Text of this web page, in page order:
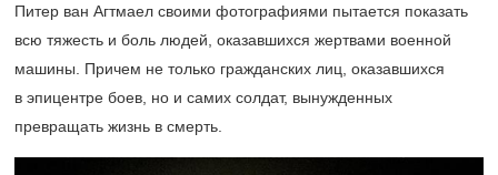
Питер ван Агтмаел своими фотографиями пытается показать
всю тяжесть и боль людей, оказавшихся жертвами военной
машины. Причем не только гражданских лиц, оказавшихся
в эпицентре боев, но и самих солдат, вынужденных
превращать жизнь в смерть.